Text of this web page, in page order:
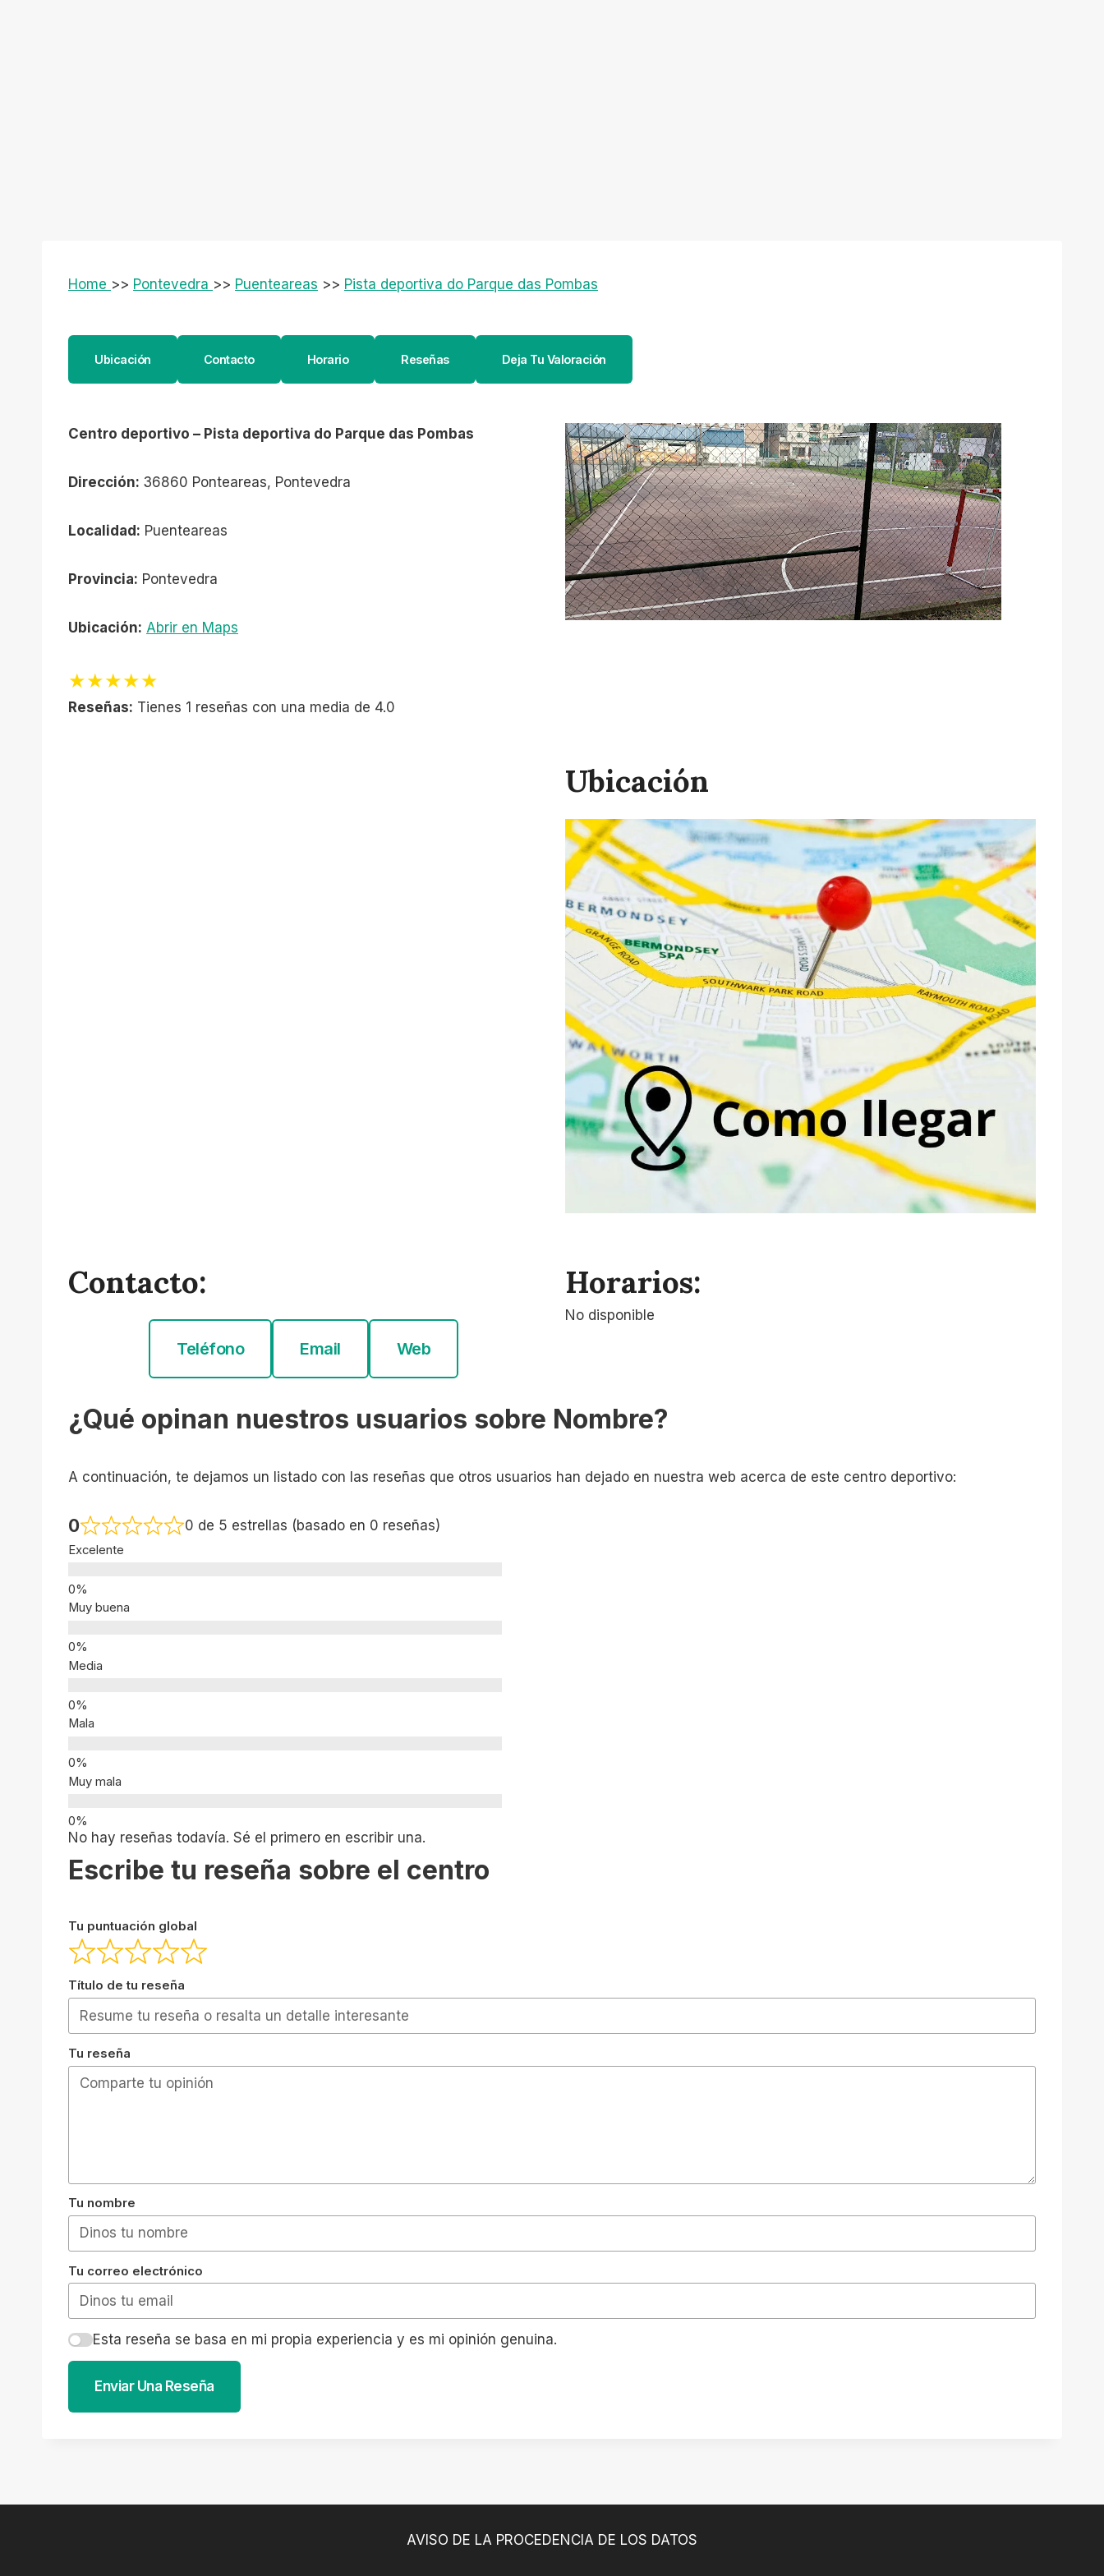
Home >> Pontevedra >> Puenteareas >> Pista deportiva do Parque das Pombas
Ubicación Contacto Horario Reseñas Deja Tu Valoración
Centro deportivo – Pista deportiva do Parque das Pombas
Dirección: 36860 Ponteareas, Pontevedra
Localidad: Puenteareas
Provincia: Pontevedra
Ubicación: Abrir en Maps
★★★★★
Reseñas: Tienes 1 reseñas con una media de 4.0
Ubicación
Contacto:
Teléfono Email Web
Horarios:
No disponible
¿Qué opinan nuestros usuarios sobre Nombre?
A continuación, te dejamos un listado con las reseñas que otros usuarios han dejado en nuestra web acerca de este centro deportivo:
0 0 de 5 estrellas (basado en 0 reseñas)
Excelente
Muy buena
Media
Mala
Muy mala
No hay reseñas todavía. Sé el primero en escribir una.
Escribe tu reseña sobre el centro
Tu puntuación global
Título de tu reseña
Tu reseña
Tu nombre
Tu correo electrónico
Esta reseña se basa en mi propia experiencia y es mi opinión genuina.
Enviar Una Reseña
AVISO DE LA PROCEDENCIA DE LOS DATOS